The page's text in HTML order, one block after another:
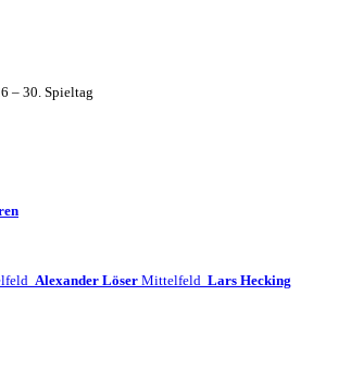
– 30. Spieltag
Alexander Löser Mittelfeld Lars Hecking